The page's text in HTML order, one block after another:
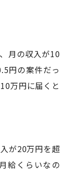
月の収入が10
円の案件だっ
万円に届くと
が20万円を超
給くらいなの